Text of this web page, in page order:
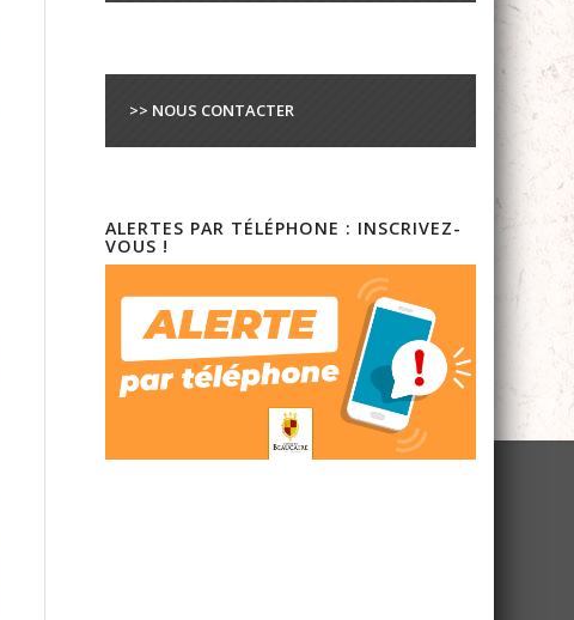
>> NOUS CONTACTER
ALERTES PAR TÉLÉPHONE : INSCRIVEZ-
VOUS !